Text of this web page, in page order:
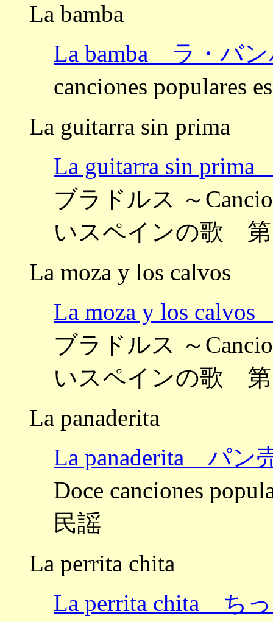
La bamba
La bamba ラ・バ
canciones populares
La guitarra sin prima
La guitarra sin
ブラドルス ～
いスペインの歌
La moza y los calvos
La moza y los
ブラドルス ～
いスペインの歌
La panaderita
La panaderita パン
Doce canciones
民謡
La perrita chita
La perrita chita ち